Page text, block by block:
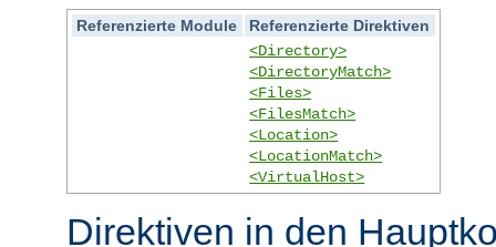
Referenzierte Module
Referenzierte Direktiven
<Directory>
<DirectoryMatch>
<Files>
<FilesMatch>
<Location>
<LocationMatch>
<VirtualHost>
Direktiven in den